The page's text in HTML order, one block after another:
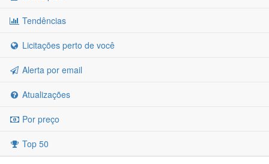
Tendências
Licitações perto de você
Alerta por email
Atualizações
Por preço
Top 50